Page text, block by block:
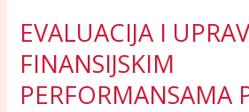
EVALUACIJA I
FINANSIJSKIM
PERFORMANSAMA